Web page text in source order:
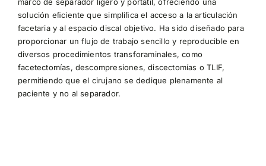
solución eﬁcienteque simpliﬁca el acceso a la articulación
facetaria y al espacio discal objetivo. Ha sido diseñado para
proporcionar un flujo de trabajo sencilloy reproducible en
diversos procedimientos transforaminales, como
facetectomías, descompresiones, discectomías o TLIF,
permitiendo queel cirujano se dedique plenamente al
paciente y no al separador.